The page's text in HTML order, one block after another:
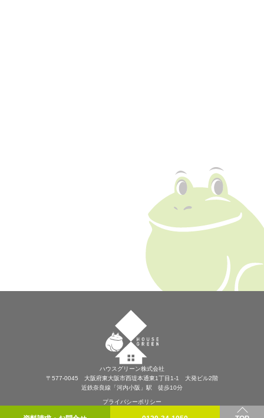
ハウスグリーン株式会社
〒577-0045 大阪府東大阪市西堤本通東1丁目1-1 大発ビル2階
近鉄奈良線「河内小阪」駅 徒歩10分
プライバシーポリシー